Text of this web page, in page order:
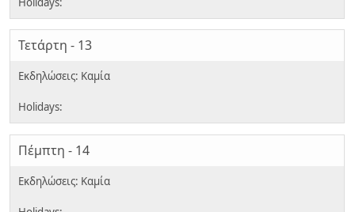
Τετάρτη - 13
Πέμπτη - 14